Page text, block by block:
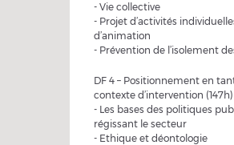
- Vie collective
- Projet d’activités
d’animation
- Prévention de l’isolement
DF 4 – Positionnement en
contexte d’intervention (147h)
- Les bases des politiques
régissant le secteur
- Ethique et déontologie